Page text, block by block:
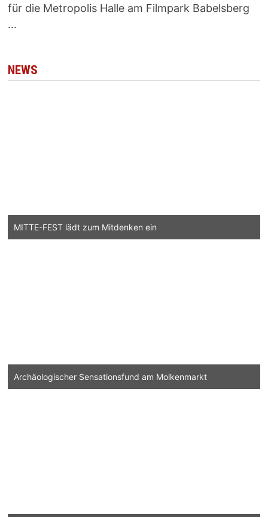
für die Metropolis Halle am Filmpark Babelsberg
…
NEWS
MITTE-FEST lädt zum Mitdenken ein
Archäologischer Sensationsfund am Molkenmarkt